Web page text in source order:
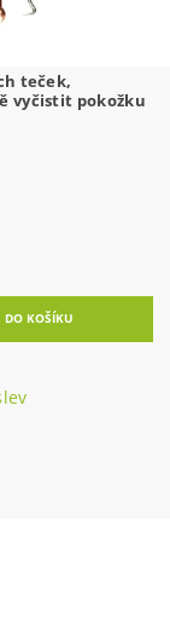
teček,
vyčistit pokožku